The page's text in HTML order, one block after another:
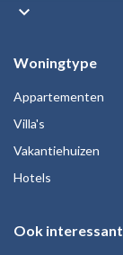
keyboard_arrow_down
Woningtype
Appartementen
Villa's
Vakantiehuizen
Hotels
Ook interessant